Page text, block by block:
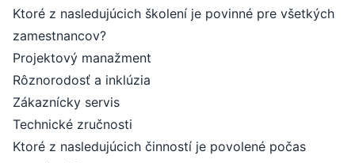
Ktoré z nasledujúcich školení je povinné pre všetkých
zamestnancov?
Projektový manažment
Rôznorodosť a inklúzia
Zákaznícky servis
Technické zručnosti
Ktoré z nasledujúcich činností je povolené počas